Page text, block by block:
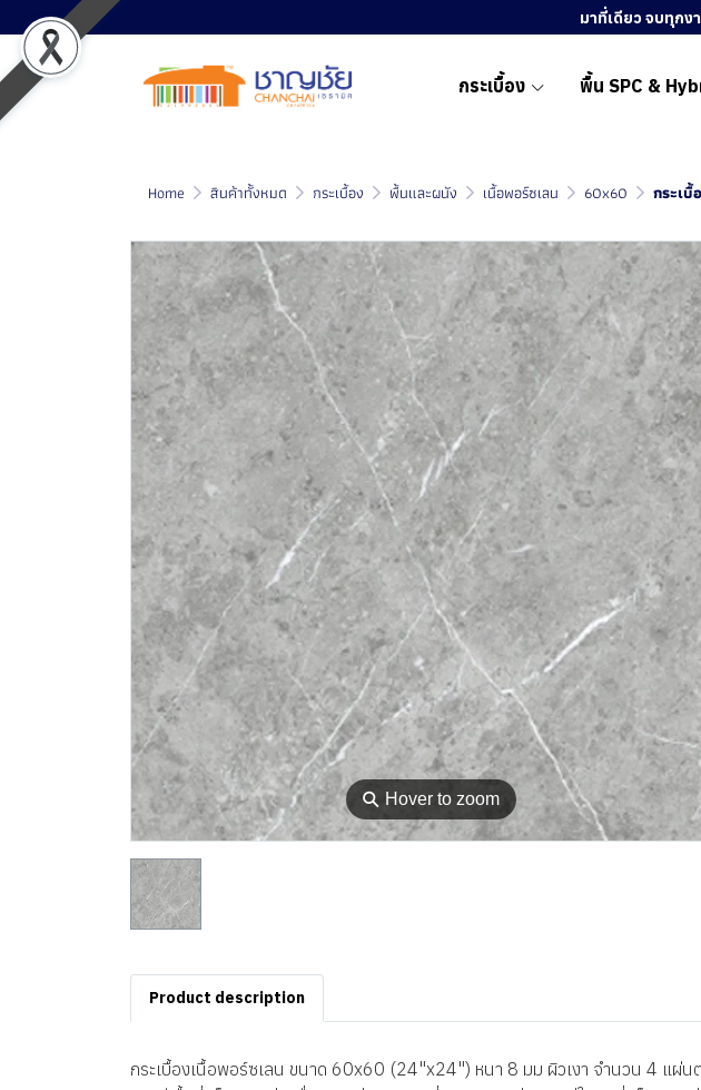
มาที่เดียว จบทุกง
กระเบื้อง พื้น SPC &
Home สินค้าทั้งหมด กระเบื้อง พื้นและผนัง เนื้อพอร์ซเลน 60x60 กระเ
⚲ Hover to zoom
Product description
กระเบื้องเนื้อพอร์ซเลน ขนาด 60x60 (24"x24") หนา 8 มม ผิวเงา จำนวน 4 แผ่น